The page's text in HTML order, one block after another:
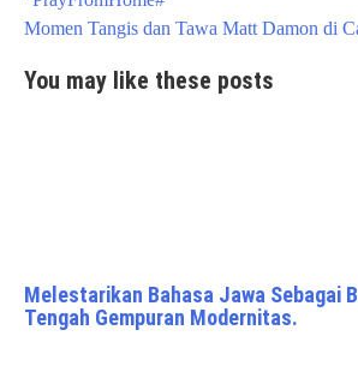
Momen Tangis dan Tawa Matt Damon di
You may like these posts
Melestarikan Bahasa Jawa Sebagai
Tengah Gempuran Modernitas.